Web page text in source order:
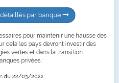
par banque
pour maintenir une hausse des
cela les pays devront investir des
vertes et dans la transition
privées :
du 22/03/2022